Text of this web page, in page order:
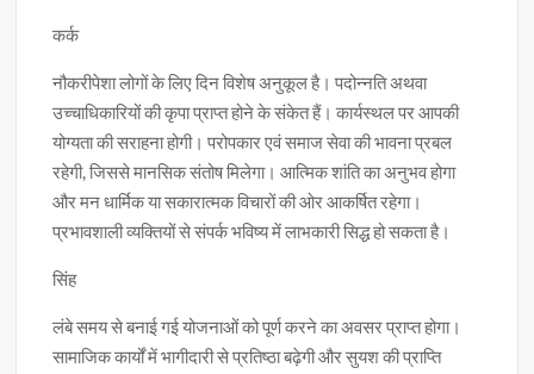
कर्क
नौकरीपेशा लोगों के लिए दिन विशेष अनुकूल है। पदोन्नति अथवा
उच्चाधिकारियों की कृपा प्राप्त होने के संकेत हैं। कार्यस्थल पर आपकी
योग्यता की सराहना होगी। परोपकार एवं समाज सेवा की भावना प्रबल
रहेगी, जिससे मानसिक संतोष मिलेगा। आत्मिक शांति का अनुभव होगा
और मन धार्मिक या सकारात्मक विचारों की ओर आकर्षित रहेगा।
प्रभावशाली व्यक्तियों से संपर्क भविष्य में लाभकारी सिद्ध हो सकता है।
सिंह
लंबे समय से बनाई गई योजनाओं को पूर्ण करने का अवसर प्राप्त होगा।
सामाजिक कार्यों में भागीदारी से प्रतिष्ठा बढ़ेगी और सुयश की प्राप्ति